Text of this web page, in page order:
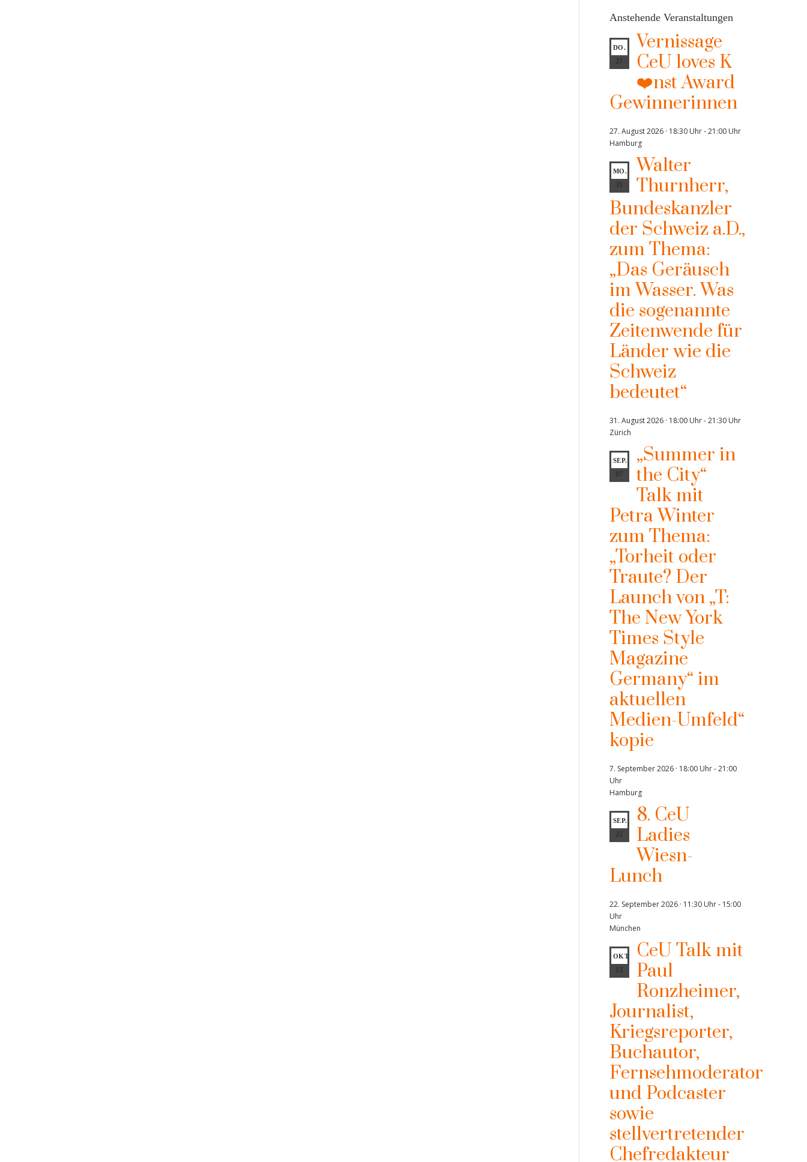
Anstehende Veranstaltungen
DO.
27
Vernissage
CeU loves K
❤️nst Award
Gewinnerinnen
27. August 2026 · 18:30 Uhr-21:00 Uhr
Hamburg
MO.
Walter
Thurnherr,
Bundeskanzler
der Schweiz a.D.,
zum Thema:
„Das Geräusch
im Wasser. Was
die sogenannte
Zeitenwende für
Länder wie die
Schweiz
bedeutet“
31. August 2026 · 18:00 Uhr-21:30 Uhr
Zürich
SEP.
07
„Summer in
the City“
Talk mit
Petra Winter
zum Thema:
„Torheit oder
Traute? Der
Launch von „T:
The New York
Times Style
Magazine
Germany“ im
aktuellen
Medien-Umfeld“
kopie
7. September 2026 · 18:00 Uhr-21:00
Uhr
Hamburg
SEP.
22
8. CeU
Ladies
Wiesn-
Lunch
22. September 2026 · 11:30 Uhr- 15:00
Uhr
München
OKT.
CeU Talk mit
Paul
Ronzheimer,
Journalist,
Kriegsreporter,
Buchautor,
Fernsehmoderator
und Podcaster
sowie
stellvertretender
Chefredakteur